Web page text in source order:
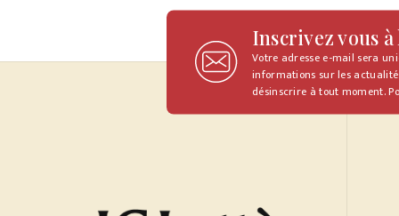
Inscrivez vous
Votre adresse e-mail sera
informations sur les
désinscrire à tout moment.